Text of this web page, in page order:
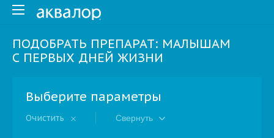
ПОДОБРАТЬ ПРЕПАРАТ: МАЛЫШАМ
С ПЕРВЫХ ДНЕЙ ЖИЗНИ
Выберите параметры
Очистить Свернуть